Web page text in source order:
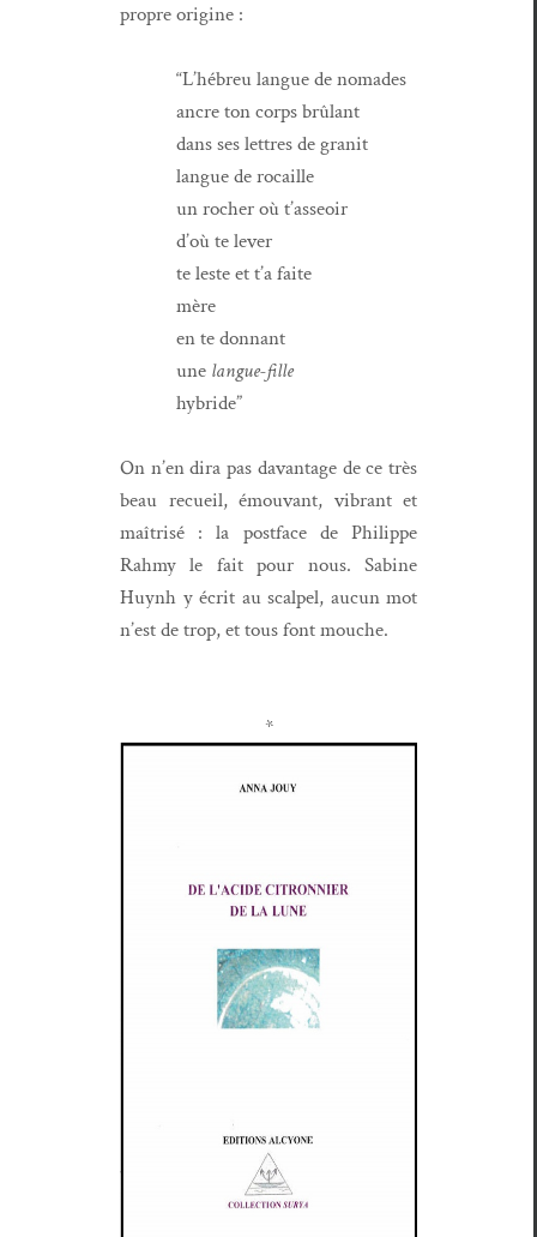
pro­pre origine :
“L’hébreu langue de nomades
ancre ton corps brûlant
dans ses let­tres de granit
langue de rocaille
un rocher où t’asseoir
d’où te lever
te leste et t’a faite
mère
en te donnant
une langue-fille
hybride”
On n’en dira pas davan­tage de ce très
beau recueil, émou­vant, vibrant et
maîtrisé : la post­face de Philippe
Rah­my le fait pour nous. Sabine
Huynh y écrit au scalpel, aucun mot
n’est de trop, et tous font mouche.
*